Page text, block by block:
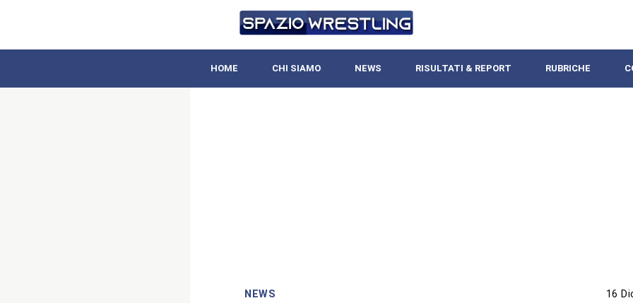
HOME CHI SIAMO NEWS RISULTATI & REPORT RUBRICHE
NEWS 16